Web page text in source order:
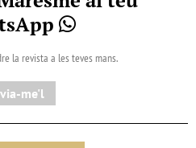
la revista a les teves mans.
me'l